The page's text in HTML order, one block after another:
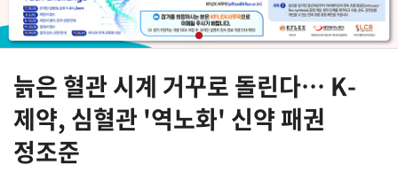
늙은 혈관 시계 거꾸로 돌린다… K-
제약, 심혈관 '역노화' 신약 패권
정조준